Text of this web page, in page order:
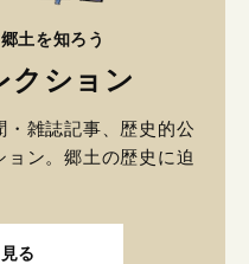
土を知ろう
クション
雑誌記事、歴史的公
ン。郷土の歴史に迫
る